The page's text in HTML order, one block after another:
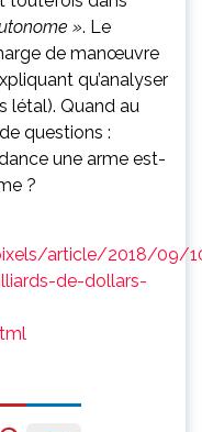
». Le
de manœuvre
qu’analyser
létal). Quand au
questions :
une arme est-
?
article/2018/09/
de-dollars-